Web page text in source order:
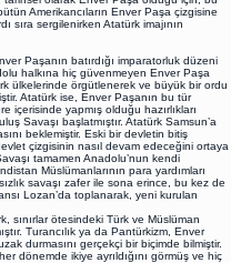
Amerikancıların Enver Paşa çizgisine
sıra sergilenirken Atatürk imajının
Paşanın batırdığı imparatorluk düzeni
halkına hiç güvenmeyen Enver Paşa
ülkelerinde örgütlenerek ve büyük bir ordu
Atatürk ise, Enver Paşanın bu tür
içerisinde yapmış olduğu hazırlıkları
Savaşı başlatmıştır. Atatürk Samsun’a
beklemiştir. Eski bir devletin bitiş
çizgisinin nasıl devam edeceğini ortaya
tamamen Anadolu’nun kendi
Müslümanlarının para yardımları
savaşı zafer ile sona erince, bu kez de
Lozan’da toplanarak, yeni kurulan
sınırlar ötesindeki Türk ve Müslüman
Turancılık ya da Pantürkizm, Enver
durmasını gerçekçi bir biçimde bilmiştir.
dönemde ikiye ayrıldığını görmüş ve hiç